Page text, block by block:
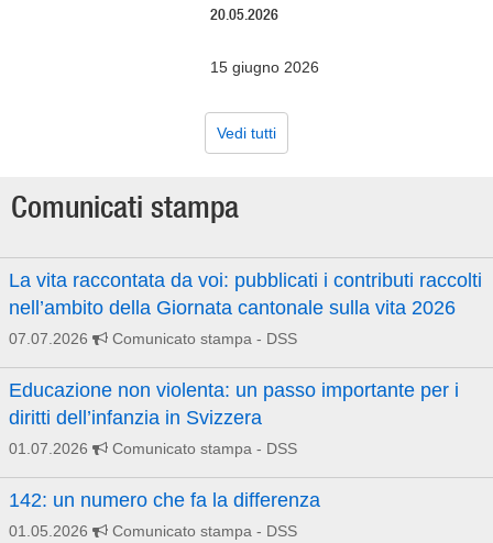
20.05.2026
15 giugno 2026
Vedi tutti
Comunicati stampa
La vita raccontata da voi: pubblicati i contributi raccolti
nell’ambito della Giornata cantonale sulla vita 2026
07.07.2026 Comunicato stampa - DSS
Educazione non violenta: un passo importante per i
diritti dell’infanzia in Svizzera
01.07.2026 Comunicato stampa - DSS
142: un numero che fa la differenza
01.05.2026 Comunicato stampa - DSS